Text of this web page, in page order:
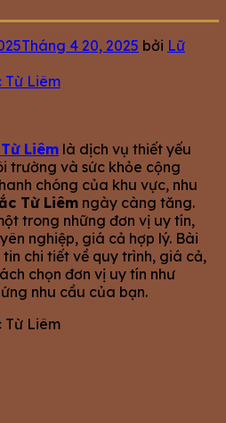
Tháng 4 20, 2025 bởi Lữ
Liêm là dịch vụ thiết yếu
trường và sức khỏe cộng
chóng của khu vực, nhu
Từ Liêm ngày càng tăng.
trong những đơn vị uy tín,
nghiệp, giá cả hợp lý. Bài
chi tiết về quy trình, giá cả,
chọn đơn vị uy tín như
nhu cầu của bạn.